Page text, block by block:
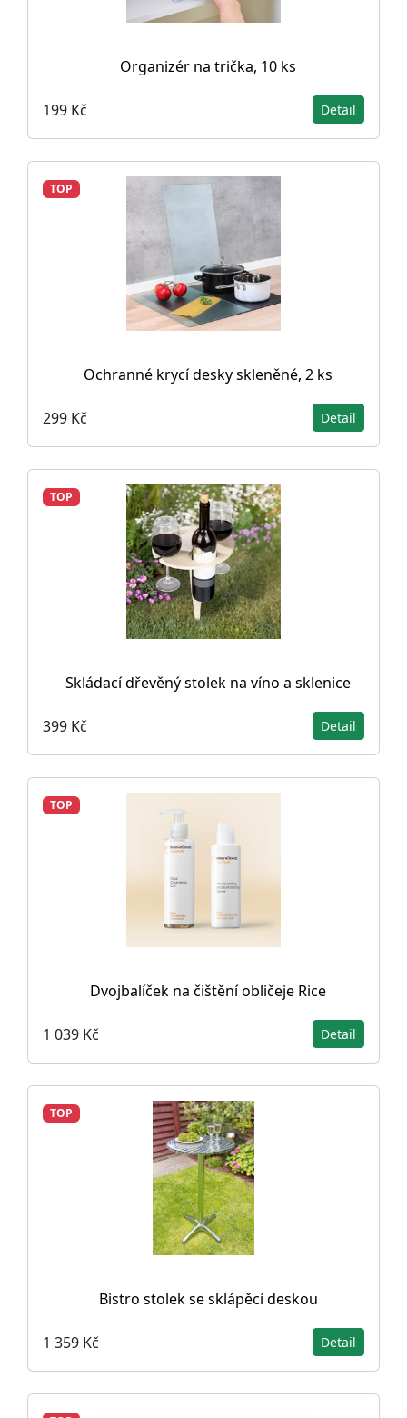
Organizér na trička, 10 ks
199 Kč Detail
TOP
Ochranné krycí desky skleněné, 2 ks
299 Kč Detail
TOP
Skládací dřevěný stolek na víno a sklenice
399 Kč Detail
TOP
Dvojbalíček na čištění obličeje Rice
1 039 Kč Detail
TOP
Bistro stolek se sklápěcí deskou
1 359 Kč Detail